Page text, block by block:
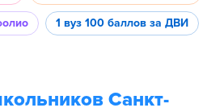
1 вуз 100 баллов за ДВИ
Санкт-